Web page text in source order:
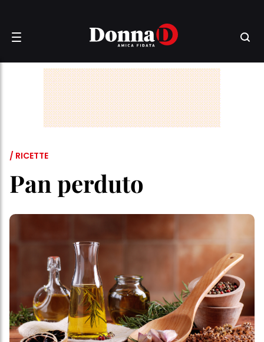
/ RICETTE
Pan perduto